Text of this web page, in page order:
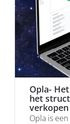
Opla-
het
Opla is